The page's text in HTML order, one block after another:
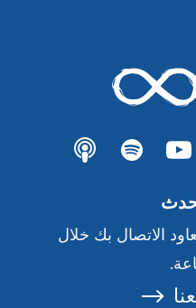
الاتصال بك خلال
⟶